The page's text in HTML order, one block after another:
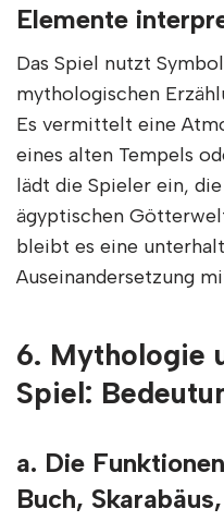
Elemente
Das Spiel nutzt
mythologischen
Es vermittelt eine
eines alten Tempels
lädt die Spieler ein,
ägyptischen
bleibt es eine
Auseinandersetzung
6. Mythologie
Spiel:
a. Die
Buch,